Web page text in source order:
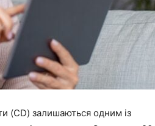
розумних
рішень
(CD) залишаються одним із